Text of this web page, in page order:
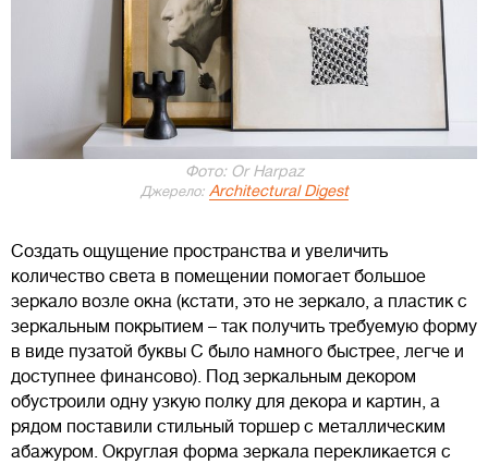
Фото: Or Harpaz
Джерело: Architectural Digest
Создать ощущение пространства и увеличить
количество света в помещении помогает большое
зеркало возле окна (кстати, это не зеркало, а пластик с
зеркальным покрытием – так получить требуемую форму
в виде пузатой буквы С было намного быстрее, легче и
доступнее финансово). Под зеркальным декором
обустроили одну узкую полку для декора и картин, а
рядом поставили стильный торшер с металлическим
абажуром. Округлая форма зеркала перекликается с